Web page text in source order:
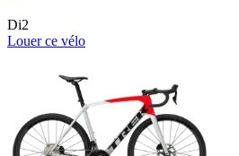
Di2
Louer ce vélo